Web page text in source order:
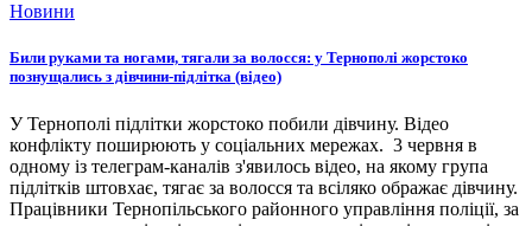
Новини
Били руками та ногами, тягали за волосся: у Тернополі жорстоко
познущались з дівчини-підлітка (відео)
У Тернополі підлітки жорстоко побили дівчину. Відео
конфлікту поширюють у соціальних мережах. 3 червня в
одному із телеграм-каналів з'явилось відео, на якому група
підлітків штовхає, тягає за волосся та всіляко ображає дівчину.
Працівники Тернопільського районного управління поліції, за